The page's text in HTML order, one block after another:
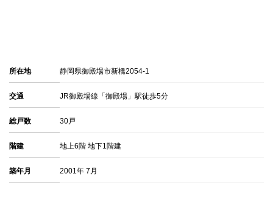
所在地 静岡県御殿場市新橋2054-1
交通 JR御殿場線「御殿場」駅徒歩5分
総戸数 30戸
階建 地上6階 地下1階建
築年月 2001年 7月